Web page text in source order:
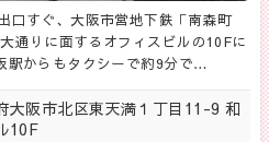
口すぐ、大阪市営地下鉄「南森町
通りに面するオフィスビルの10Fに
駅からもタクシーで約9分で…
大阪市北区東天満１丁目11-9 和
10F